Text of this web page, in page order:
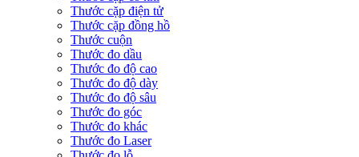
Thước cặp điện tử
Thước cặp đồng hồ
Thước cuộn
Thước đo dầu
Thước đo độ cao
Thước đo độ dày
Thước đo độ sâu
Thước đo góc
Thước đo khác
Thước đo Laser